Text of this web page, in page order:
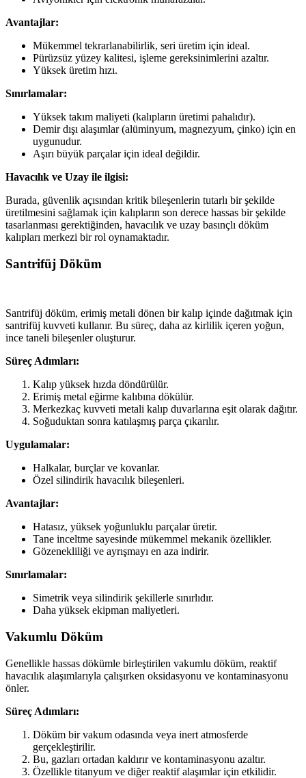
Avantajlar:
Mükemmel tekrarlanabilirlik, seri üretim için ideal.
Pürüzsüz yüzey kalitesi, işleme gereksinimlerini azaltır.
Yüksek üretim hızı.
Sınırlamalar:
Yüksek takım maliyeti (kalıpların üretimi pahalıdır).
Demir dışı alaşımlar (alüminyum, magnezyum, çinko) için en
uygunudur.
Aşırı büyük parçalar için ideal değildir.
Havacılık ve Uzay ile ilgisi:
Burada, güvenlik açısından kritik bileşenlerin tutarlı bir şekilde
üretilmesini sağlamak için kalıpların son derece hassas bir şekilde
tasarlanması gerektiğinden, havacılık ve uzay basınçlı döküm
kalıpları merkezi bir rol oynamaktadır.
Santrifüj Döküm
Santrifüj döküm, erimiş metali dönen bir kalıp içinde dağıtmak için
santrifüj kuvveti kullanır. Bu süreç, daha az kirlilik içeren yoğun,
ince taneli bileşenler oluşturur.
Süreç Adımları:
Kalıp yüksek hızda döndürülür.
Erimiş metal eğirme kalıbına dökülür.
Merkezkaç kuvveti metali kalıp duvarlarına eşit olarak dağıtır.
Soğuduktan sonra katılaşmış parça çıkarılır.
Uygulamalar:
Halkalar, burçlar ve kovanlar.
Özel silindirik havacılık bileşenleri.
Avantajlar:
Hatasız, yüksek yoğunluklu parçalar üretir.
Tane inceltme sayesinde mükemmel mekanik özellikler.
Gözenekliliği ve ayrışmayı en aza indirir.
Sınırlamalar:
Simetrik veya silindirik şekillerle sınırlıdır.
Daha yüksek ekipman maliyetleri.
Vakumlu Döküm
Genellikle hassas dökümle birleştirilen vakumlu döküm, reaktif
havacılık alaşımlarıyla çalışırken oksidasyonu ve kontaminasyonu
önler.
Süreç Adımları:
Döküm bir vakum odasında veya inert atmosferde
gerçekleştirilir.
Bu, gazları ortadan kaldırır ve kontaminasyonu azaltır.
Özellikle titanyum ve diğer reaktif alaşımlar için etkilidir.